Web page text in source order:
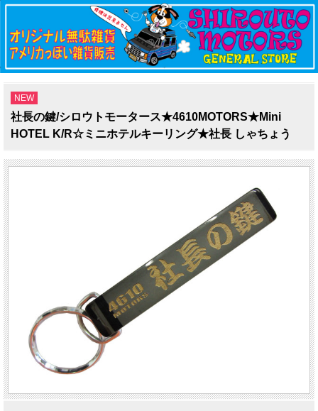
NEW
社長の鍵/シロウトモータース★4610MOTORS★Mini
HOTEL K/R☆ミニホテルキーリング★社長 しゃちょう